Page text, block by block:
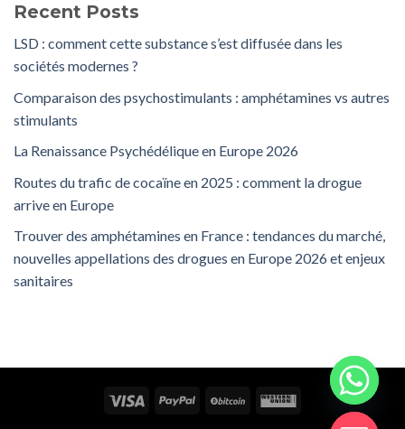
Recent Posts
LSD : comment cette substance s’est diffusée dans les
sociétés modernes ?
Comparaison des psychostimulants : amphétamines vs autres
stimulants
La Renaissance Psychédélique en Europe 2026
Routes du trafic de cocaïne en 2025 : comment la drogue
arrive en Europe
Trouver des amphétamines en France : tendances du marché,
nouvelles appellations des drogues en Europe 2026 et enjeux
sanitaires